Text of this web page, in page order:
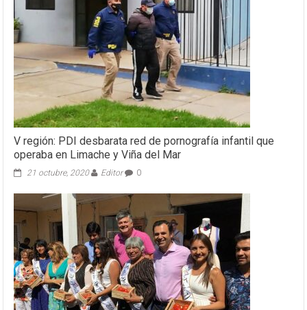
V región: PDI desbarata red de pornografía infantil que
operaba en Limache y Viña del Mar
21 octubre, 2020 Editor 0